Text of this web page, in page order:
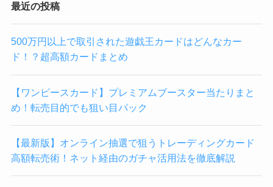
最近の投稿
500万円以上で取引された遊戯王カードはどんなカー
ド！？超高額カードまとめ
【ワンピースカード】プレミアムブースター当たりまと
め！転売目的でも狙い目パック
【最新版】オンライン抽選で狙うトレーディングカード
高額転売術！ネット経由のガチャ活用法を徹底解説